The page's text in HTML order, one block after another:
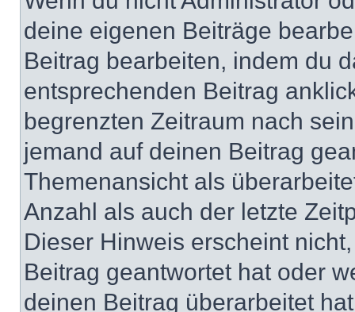
deine eigenen Beiträge
Beitrag bearbeiten, indem du
entsprechenden Beitrag
begrenzten Zeitraum nach
jemand auf deinen Beitrag
Themenansicht als
Anzahl als auch der letzte
Dieser Hinweis erscheint
Beitrag geantwortet hat oder
deinen Beitrag überarbeitet